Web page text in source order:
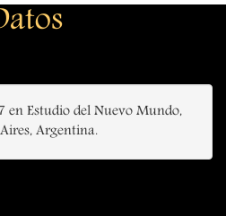
en Estudio del Nuevo Mundo,
Argentina.